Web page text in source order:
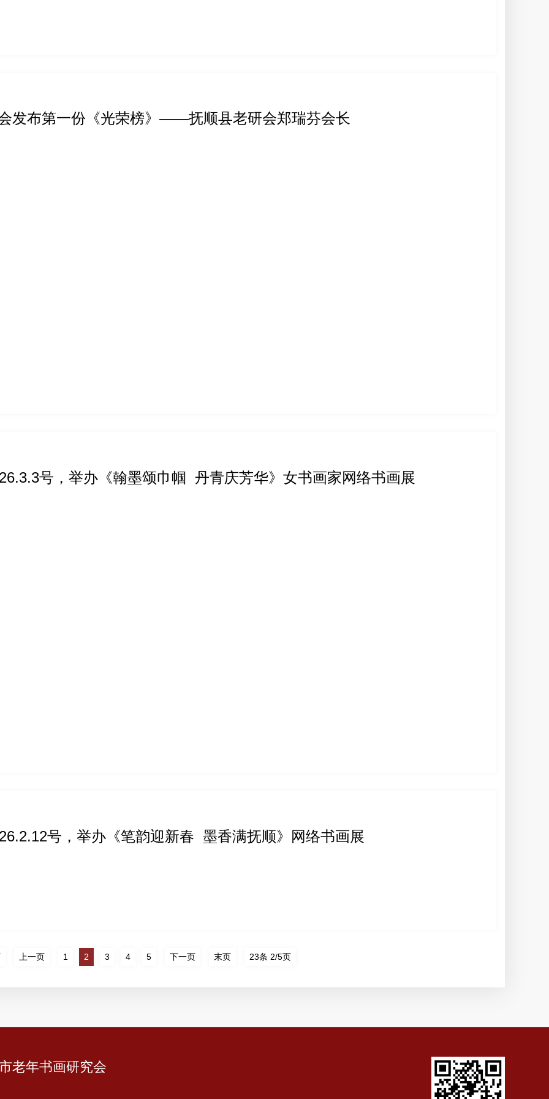
发布第一份《光荣榜》——抚顺县老研会郑瑞芬会长
号，举办《翰墨颂巾帼 丹青庆芳华》女书画家网络书画展
号，举办《笔韵迎新春 墨香满抚顺》网络书画展
上一页 1 2 3 4 5 下一页 末页 23条 2/5页
老年书画研究会